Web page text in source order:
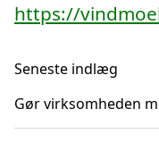
https://
Seneste indlæg
Gør virksomheden